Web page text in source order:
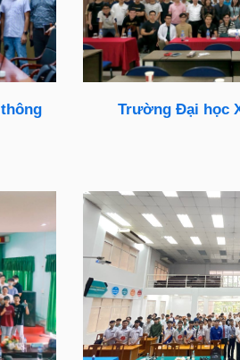
Trường Đại học